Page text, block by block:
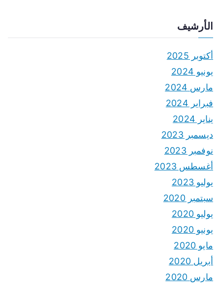
الأرشيف
أكتوبر 2025
يونيو 2024
مارس 2024
فبراير 2024
يناير 2024
ديسمبر 2023
نوفمبر 2023
أغسطس 2023
يوليو 2023
سبتمبر 2020
يوليو 2020
يونيو 2020
مايو 2020
أبريل 2020
مارس 2020